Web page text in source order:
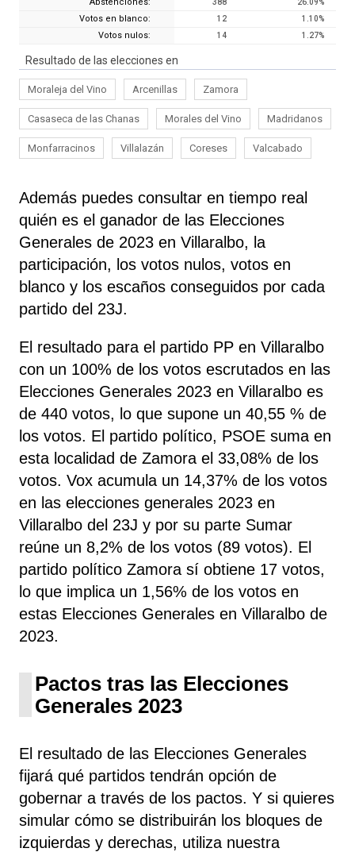
Votos en blanco: 12 1.10%
Votos nulos: 14 1.27%
Resultado de las elecciones en
Moraleja del Vino Arcenillas Zamora
Casaseca de las Chanas Morales del Vino Madridanos
Monfarracinos Villalazán Coreses Valcabado
Además puedes consultar en tiempo real
quién es el ganador de las Elecciones
Generales de 2023 en Villaralbo, la
participación, los votos nulos, votos en
blanco y los escaños conseguidos por cada
partido del 23J.
El resultado para el partido PP en Villaralbo
con un 100% de los votos escrutados en las
Elecciones Generales 2023 en Villaralbo es
de 440 votos, lo que supone un 40,55 % de
los votos. El partido político, PSOE suma en
esta localidad de Zamora el 33,08% de los
votos. Vox acumula un 14,37% de los votos
en las elecciones generales 2023 en
Villaralbo del 23J y por su parte Sumar
reúne un 8,2% de los votos (89 votos). El
partido político Zamora sí obtiene 17 votos,
lo que implica un 1,56% de los votos en
estas Elecciones Generales en Villaralbo de
2023.
Pactos tras las Elecciones
Generales 2023
El resultado de las Elecciones Generales
fijará qué partidos tendrán opción de
gobernar a través de los pactos. Y si quieres
simular cómo se distribuirán los bloques de
izquierdas y derechas, utiliza nuestra